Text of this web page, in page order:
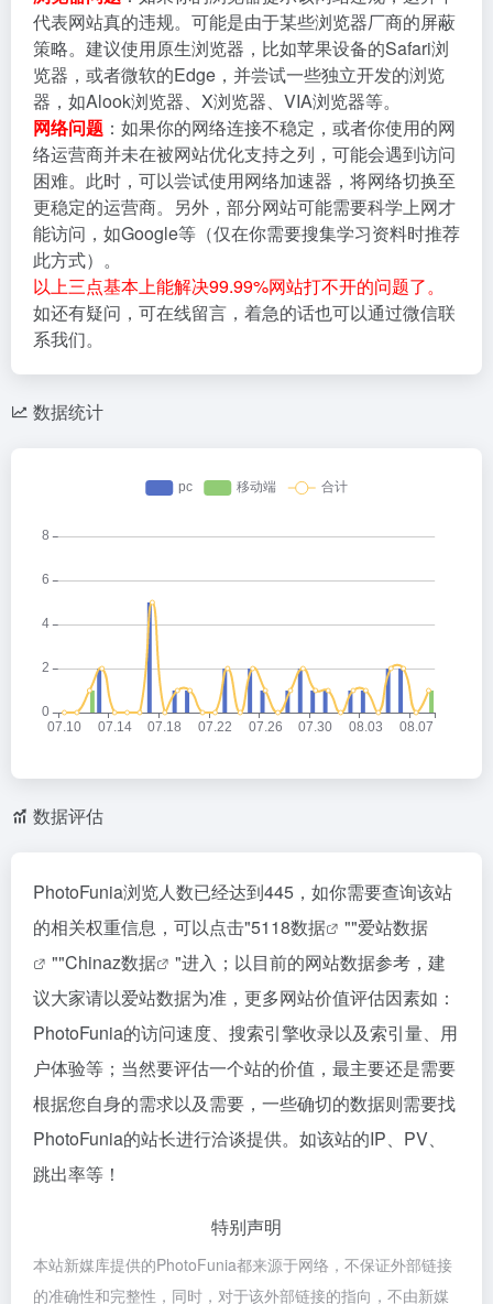
代表网站真的违规。可能是由于某些浏览器厂商的屏蔽
策略。建议使用原生浏览器，比如苹果设备的Safari浏
览器，或者微软的Edge，并尝试一些独立开发的浏览
器，如Alook浏览器、X浏览器、VIA浏览器等。
网络问题 ：如果你的网络连接不稳定，或者你使用的网
络运营商并未在被网站优化支持之列，可能会遇到访问
困难。此时，可以尝试使用网络加速器，将网络切换至
更稳定的运营商。另外，部分网站可能需要科学上网才
能访问，如Google等（仅在你需要搜集学习资料时推荐
此方式）。
以上三点基本上能解决99.99%网站打不开的问题了。
如还有疑问，可在线留言，着急的话也可以通过微信联
系我们。
数据统计
数据评估
PhotoFunia浏览人数已经达到445，如你需要查询该站
的相关权重信息，可以点击"5118数据 ""爱站数据
""Chinaz数据
"进入；以目前的网站数据参考，建
议大家请以爱站数据为准，更多网站价值评估因素如：
PhotoFunia的访问速度、搜索引擎收录以及索引量、用
户体验等；当然要评估一个站的价值，最主要还是需要
根据您自身的需求以及需要，一些确切的数据则需要找
PhotoFunia的站长进行洽谈提供。如该站的IP、PV、
跳出率等！
特别声明
本站新媒库提供的PhotoFunia都来源于网络，不保证外部链接
的准确性和完整性，同时，对于该外部链接的指向，不由新媒